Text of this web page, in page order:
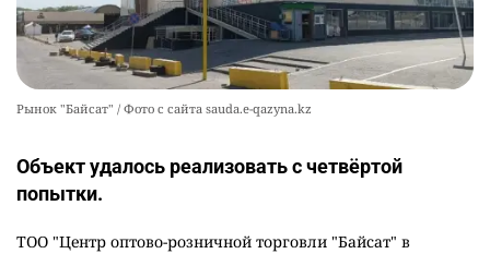
Рынок "Байсат" / Фото с сайта sauda.e-qazyna.kz
Объект удалось реализовать с четвёртой
попытки.
ТОО "Центр оптово-розничной торговли "Байсат" в